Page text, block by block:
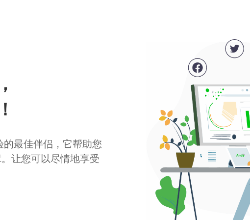
最佳伴侣，它帮助您
让您可以尽情地享受